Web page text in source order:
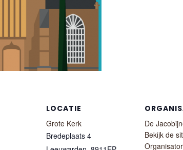
LOCATIE
Grote Kerk
Bredeplaats 4
De
Bekijk de
Organisator